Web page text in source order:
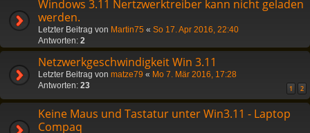
Windows 3.11 Nertzwerktreiber kann nicht geladen
werden.
Letzter Beitrag von Martin75 « So 17. Apr 2016, 22:40
Antworten: 2
Netzwerkgeschwindigkeit Win 3.11
Letzter Beitrag von matze79 « Mo 7. Mär 2016, 17:28
Antworten: 23 1 2
Keine Maus und Tastatur unter Win3.11 - Laptop
Compaq